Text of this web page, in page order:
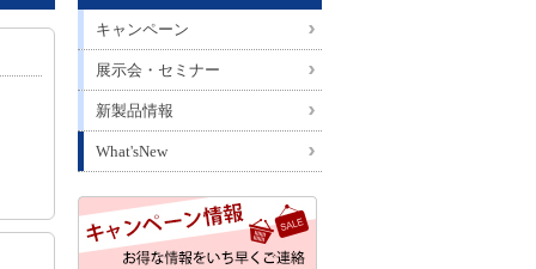
キャンペーン
展示会・セミナー
新製品情報
What'sNew